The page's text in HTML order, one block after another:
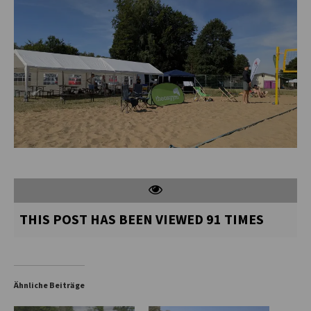
THIS POST HAS BEEN VIEWED 91 TIMES
Ähnliche Beiträge